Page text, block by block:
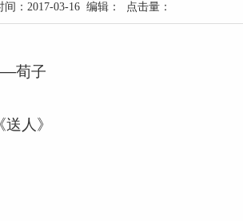
间：2017-03-16 编辑： 点击量：
荀子
人》